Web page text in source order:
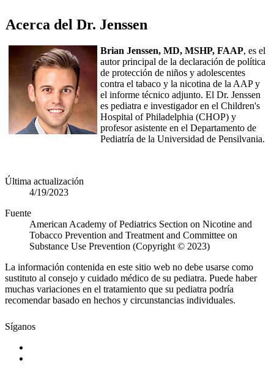
Acerca del Dr. Jenssen
Brian Jenssen, MD, MSHP, FAAP, es el
autor principal de la declaración de política
de protección de niños y adolescentes
contra el tabaco y la nicotina de la AAP y
el informe técnico adjunto. El Dr. Jenssen
es pediatra e investigador en el Children's
Hospital of Philadelphia (CHOP) y
profesor asistente en el Departamento de
Pediatría de la Universidad de Pensilvania.
Última actualización
4/19/2023
Fuente
American Academy of Pediatrics Section on Nicotine and
Tobacco Prevention and Treatment and Committee on
Substance Use Prevention (Copyright © 2023)
La información contenida en este sitio web no debe usarse como
sustituto al consejo y cuidado médico de su pediatra. Puede haber
muchas variaciones en el tratamiento que su pediatra podría
recomendar basado en hechos y circunstancias individuales.
Síganos